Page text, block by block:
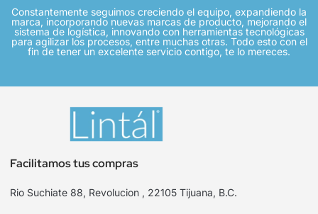
Constantemente seguimos creciendo el equipo, expandiendo la
marca, incorporando nuevas marcas de producto, mejorando el
sistema de logística, innovando con herramientas tecnológicas
para agilizar los procesos, entre muchas otras. Todo esto con el
fin de tener un excelente servicio contigo, te lo mereces.
Facilitamos tus compras
Rio Suchiate 88, Revolucion , 22105 Tijuana, B.C.